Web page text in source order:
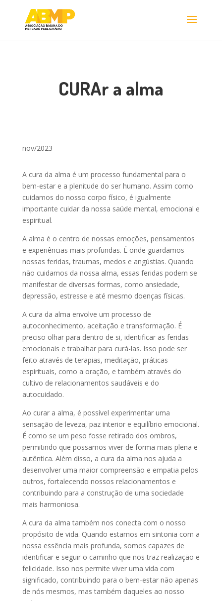
CURAr a alma
nov/2023
A cura da alma é um processo fundamental para o
bem-estar e a plenitude do ser humano. Assim como
cuidamos do nosso corpo físico, é igualmente
importante cuidar da nossa saúde mental, emocional e
espiritual.
A alma é o centro de nossas emoções, pensamentos
e experiências mais profundas. É onde guardamos
nossas feridas, traumas, medos e angústias. Quando
não cuidamos da nossa alma, essas feridas podem se
manifestar de diversas formas, como ansiedade,
depressão, estresse e até mesmo doenças físicas.
A cura da alma envolve um processo de
autoconhecimento, aceitação e transformação. É
preciso olhar para dentro de si, identificar as feridas
emocionais e trabalhar para curá-las. Isso pode ser
feito através de terapias, meditação, práticas
espirituais, como a oração, e também através do
cultivo de relacionamentos saudáveis e do
autocuidado.
Ao curar a alma, é possível experimentar uma
sensação de leveza, paz interior e equilíbrio emocional.
É como se um peso fosse retirado dos ombros,
permitindo que possamos viver de forma mais plena e
autêntica. Além disso, a cura da alma nos ajuda a
desenvolver uma maior compreensão e empatia pelos
outros, fortalecendo nossos relacionamentos e
contribuindo para a construção de uma sociedade
mais harmoniosa.
A cura da alma também nos conecta com o nosso
propósito de vida. Quando estamos em sintonia com a
nossa essência mais profunda, somos capazes de
identificar e seguir o caminho que nos traz realização e
felicidade. Isso nos permite viver uma vida com
significado, contribuindo para o bem-estar não apenas
de nós mesmos, mas também daqueles ao nosso